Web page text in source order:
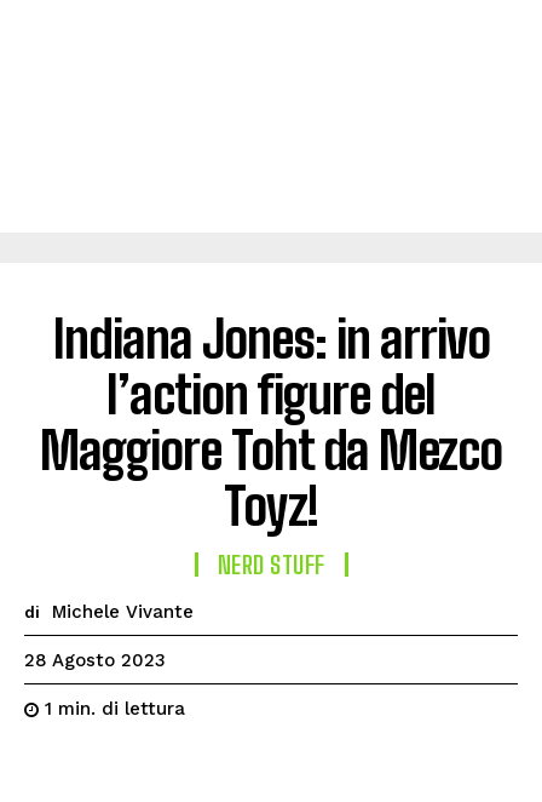
Indiana Jones: in arrivo
l’action figure del
Maggiore Toht da Mezco
Toyz!
NERD STUFF
di Michele Vivante
28 Agosto 2023
1 min. di lettura